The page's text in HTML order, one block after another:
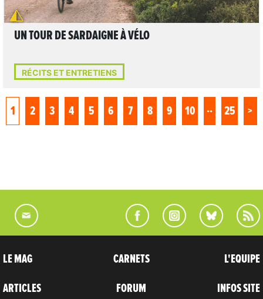
UN TOUR DE SARDAIGNE À VÉLO
RÉCITS ET ENTRETIENS
1 2 3 4 5 6 7 8 9 10 .. 25 >
LE MAG
ARTICLES
CARNETS
FORUM
L'EQUIPE
INFOS SITE